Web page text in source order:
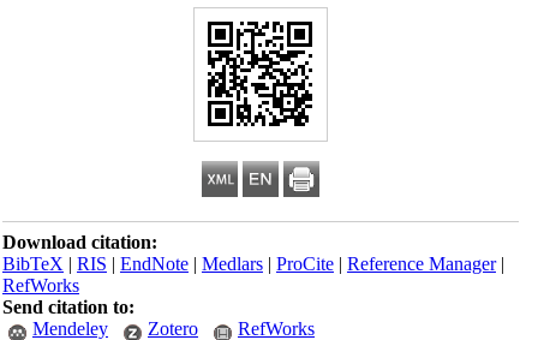
Download citation:
BibTeX|RIS|EndNote|Medlars|ProCite|Reference Manager
RefWorks
Send citation to:
Mendeley
Zotero RefWorks